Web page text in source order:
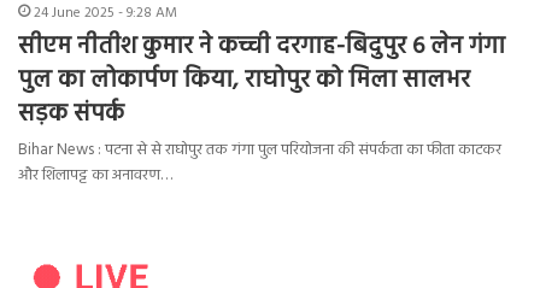
24 June 2025 - 9:28 AM
सीएम नीतीश कुमार ने कच्ची दरगाह-बिदुपुर 6 लेन गंगा
पुल का लोकार्पण किया, राघोपुर को मिला सालभर
सड़क संपर्क
Bihar News : पटना से से राघोपुर तक गंगा पुल परियोजना की संपर्कता का फीता काटकर
और शिलापट्ट का अनावरण…